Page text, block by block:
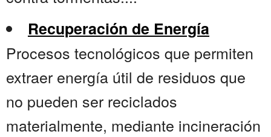
Recuperación de Energía
Procesos tecnológicos que permiten
extraer energía útil de residuos que
no pueden ser reciclados
materialmente, mediante incineración